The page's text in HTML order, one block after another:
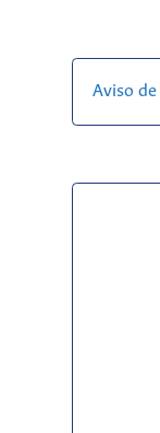
Aviso